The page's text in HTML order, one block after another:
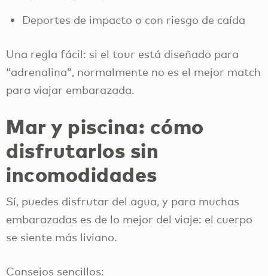
Deportes de impacto o con riesgo de caída
Una regla fácil: si el tour está diseñado para
“adrenalina”, normalmente no es el mejor match
para viajar embarazada.
Mar y piscina: cómo
disfrutarlos sin
incomodidades
Sí, puedes disfrutar del agua, y para muchas
embarazadas es de lo mejor del viaje: el cuerpo
se siente más liviano.
Consejos sencillos: